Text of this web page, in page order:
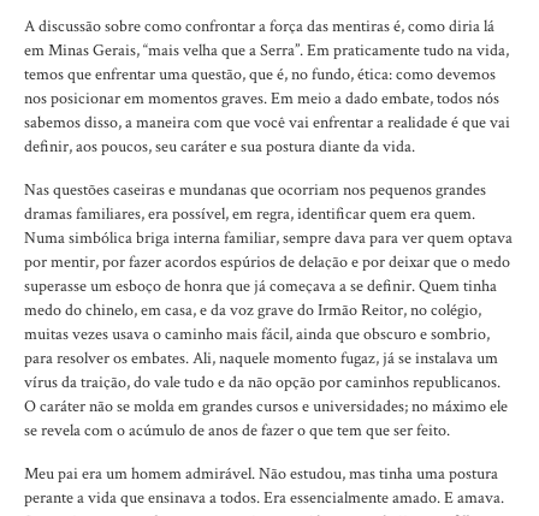
A discussão sobre como confrontar a força das mentiras é, como diria lá
em Minas Gerais, “mais velha que a Serra”. Em praticamente tudo na vida,
temos que enfrentar uma questão, que é, no fundo, ética: como devemos
nos posicionar em momentos graves. Em meio a dado embate, todos nós
sabemos disso, a maneira com que você vai enfrentar a realidade é que vai
definir, aos poucos, seu caráter e sua postura diante da vida.
Nas questões caseiras e mundanas que ocorriam nos pequenos grandes
dramas familiares, era possível, em regra, identificar quem era quem.
Numa simbólica briga interna familiar, sempre dava para ver quem optava
por mentir, por fazer acordos espúrios de delação e por deixar que o medo
superasse um esboço de honra que já começava a se definir. Quem tinha
medo do chinelo, em casa, e da voz grave do Irmão Reitor, no colégio,
muitas vezes usava o caminho mais fácil, ainda que obscuro e sombrio,
para resolver os embates. Ali, naquele momento fugaz, já se instalava um
vírus da traição, do vale tudo e da não opção por caminhos republicanos.
O caráter não se molda em grandes cursos e universidades; no máximo ele
se revela com o acúmulo de anos de fazer o que tem que ser feito.
Meu pai era um homem admirável. Não estudou, mas tinha uma postura
perante a vida que ensinava a todos. Era essencialmente amado. E amava.